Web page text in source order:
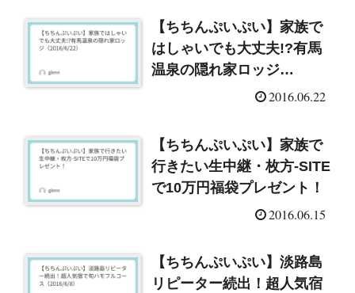
【ちちんぷいぷい】家族で
はしゃいでも大丈夫!?有馬
温泉の隠れ家ロッジ
2016.06.22
【ちちんぷいぷい】家族で
行きたい生中継・枚方-SITE
で10万円福袋プレゼント！
2016.06.15
【ちちんぷいぷい】淡路島
リピーター続出！超人気宿